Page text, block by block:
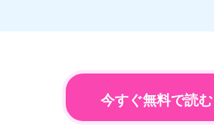
今すぐ無料で読む